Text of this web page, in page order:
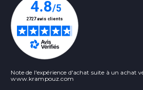
Note de l'expérience d'achat suite à un achat
www.krampouz.com